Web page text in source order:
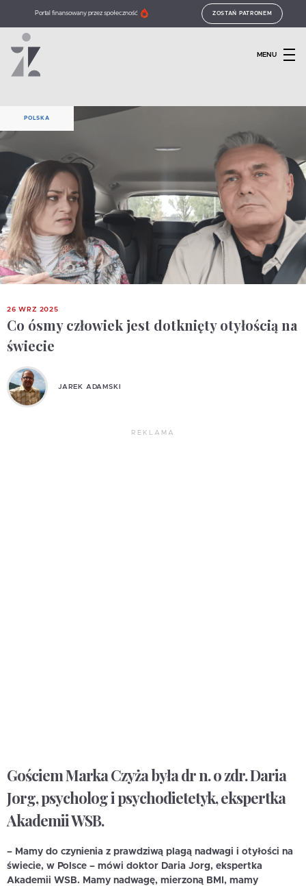
Portal finansowany przez społeczność ZOSTAŃ PATRONEM
MENU
POLSKA
26 WRZ 2025
Co ósmy człowiek jest dotknięty otyłością na
świecie
JAREK ADAMSKI
REKLAMA
Gościem Marka Czyża była dr n. o zdr. Daria
Jorg, psycholog i psychodietetyk, ekspertka
Akademii WSB.
– Mamy do czynienia z prawdziwą plagą nadwagi i otyłości na
świecie, w Polsce – mówi doktor Daria Jorg, ekspertka
Akademii WSB. Mamy nadwagę, mierzoną BMI, mamy